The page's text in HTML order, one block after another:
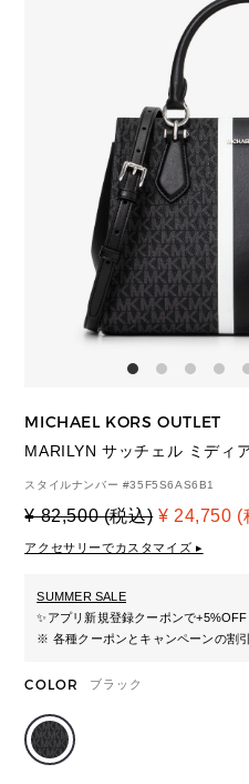
MICHAEL KORS OUTLET
MARILYN サッチェル ミディ
スタイルナンバー #35F5S6AS6B1
¥ 82,500 (税込) ¥ 24,750 (
アクセサリーでカスタマイズ ▸
SUMMER SALE
✨アプリ新規登録クーポンで+5%OFF
※ 各種クーポンとキャンペーンの割
COLOR ブラック